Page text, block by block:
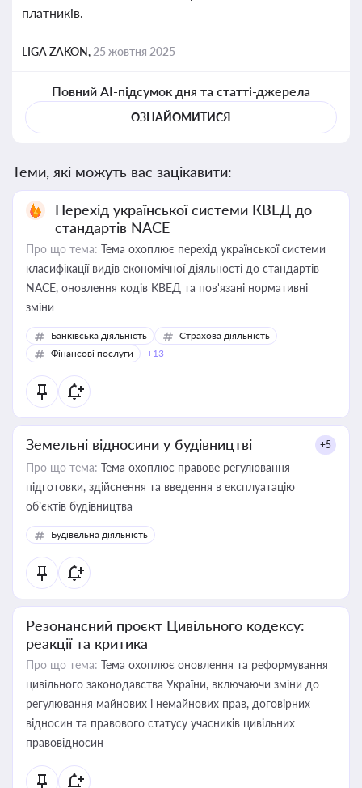
платників.
LIGA ZAKON, 25 жовтня 2025
Повний AI-підсумок дня та статті-джерела
ОЗНАЙОМИТИСЯ
Теми, які можуть вас зацікавити:
Перехід української системи КВЕД до
стандартів NACE
Про що тема: Тема охоплює перехід української системи
класифікації видів економічної діяльності до стандартів
NACE, оновлення кодів КВЕД та пов'язані нормативні
зміни
Банківська діяльність
Страхова діяльність
Фінансові послуги
+13
Земельні відносини у будівництві +5
Про що тема: Тема охоплює правове регулювання
підготовки, здійснення та введення в експлуатацію
об’єктів будівництва
Будівельна діяльність
Резонансний проєкт Цивільного кодексу:
реакції та критика
Про що тема: Тема охоплює оновлення та реформування
цивільного законодавства України, включаючи зміни до
регулювання майнових і немайнових прав, договірних
відносин та правового статусу учасників цивільних
правовідносин